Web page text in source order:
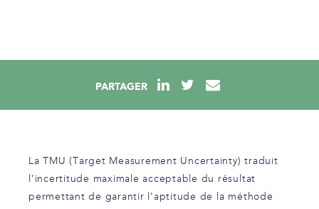
PARTAGER
La TMU (Target Measurement Uncertainty) traduit
l’incertitude maximale acceptable du résultat
permettant de garantir l’aptitude de la méthode